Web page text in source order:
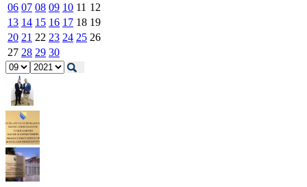
06 07 08 09 10 11 12
13 14 15 16 17 18 19
20 21 22 23 24 25 26
27 28 29 30